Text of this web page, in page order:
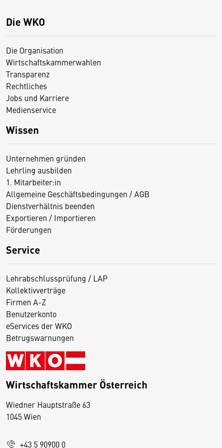
Die WKO
Die Organisation
Wirtschaftskammerwahlen
Transparenz
Rechtliches
Jobs und Karriere
Medienservice
Wissen
Unternehmen gründen
Lehrling ausbilden
1. Mitarbeiter:in
Allgemeine Geschäftsbedingungen / AGB
Dienstverhältnis beenden
Exportieren / Importieren
Förderungen
Service
Lehrabschlussprüfung / LAP
Kollektivverträge
Firmen A-Z
Benutzerkonto
eServices der WKO
Betrugswarnungen
Wirtschaftskammer Österreich
Wiedner Hauptstraße 63
1045 Wien
+43 5 90900 0
D